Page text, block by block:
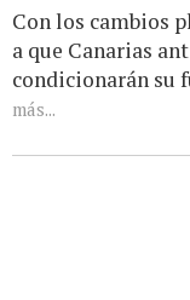
Con los cambios
a que Canarias
condicionarán su
más...